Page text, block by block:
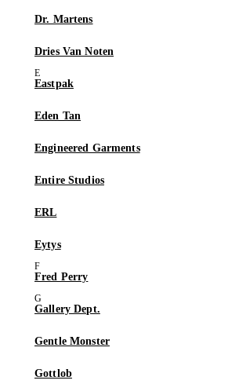
Dr. Martens
Dries Van Noten
Eastpak
Eden Tan
Engineered Garments
Entire Studios
ERL
Eytys
Fred Perry
Gallery Dept.
Gentle Monster
Gottlob